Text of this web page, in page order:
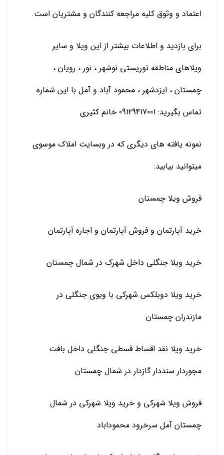
اعتماد و وثوق کلیه مراجعه کنندگان و مشتریان است.
برای بازدید و اطلاعات بیشتر از این ویلا و سایر
ویلاهای مناطقه توریستی نوشهر ، نور ، رویان ،
چمستان ، ایزدشهر ، محمود آباد و آمل با این شماره
تماس بگیرید: 09129417001 خانم کثیری
نمونه یافته های دیگری که در وبسایت املاک موسوی
میتوانید بیابید:
فروش ویلا چمستان
خرید آپارتمان و فروش آپارتمان و اجاره آپارتمان
خرید ویلا جنگلی داخل شهرک در شمال چمستان
خرید ویلا دوبلکس شهرکی با ویوی جنگلی در
مازندران چمستان
خرید ویلا نقد اقساط قسطی جنگلی داخل بافت
مجوردار سنددار گازدار در شمال چمستان
فروش ویلا شهرکی و خرید ویلا شهرکی در شمال
چمستان آمل سرخرود محموداباد